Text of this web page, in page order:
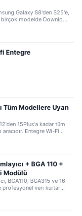
Galaxy S8'den S25'e,
modelde Download
Mühendislik ve servis
Güvenilir ve
Entegre
Tüm Modellere Uyan
15Plus'a kadar tüm
Entegre Wi-Fi
yapabilir ve
+ BGA 110 +
Modülü
BGA110, BGA315 ve 16
veri kurtarma
set, teknisyenlerin